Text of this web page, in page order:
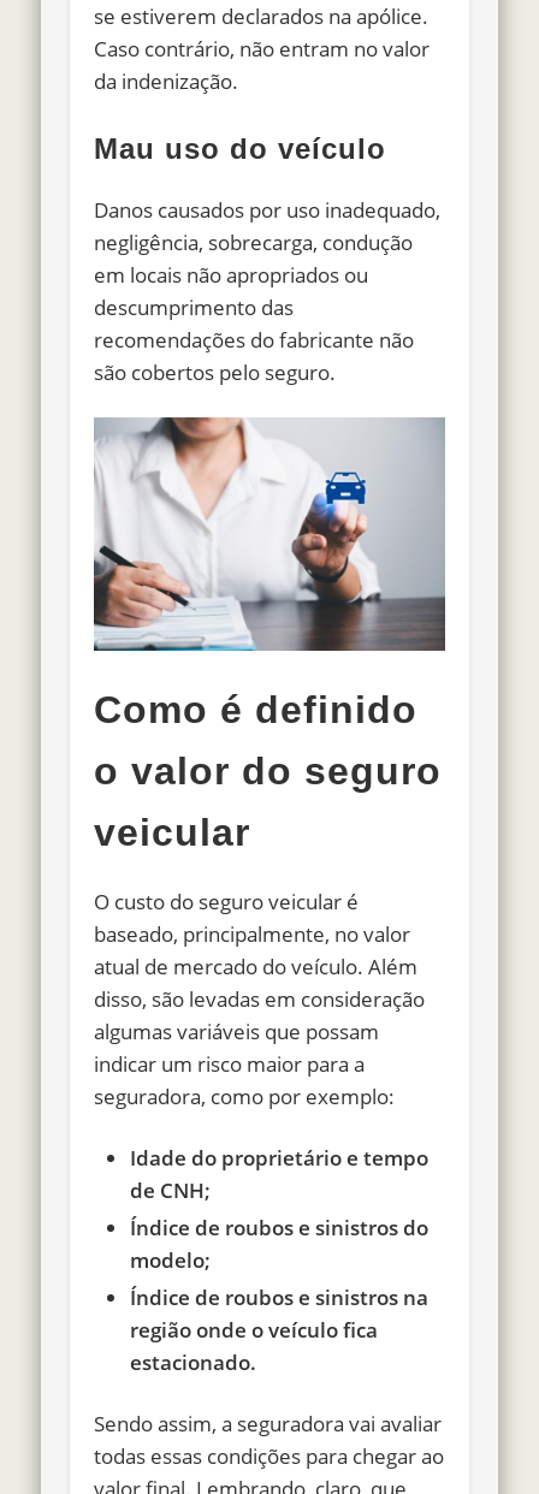
se estiverem declarados na apólice.
Caso contrário, não entram no valor
da indenização.
Mau uso do veículo
Danos causados por uso inadequado,
negligência, sobrecarga, condução
em locais não apropriados ou
descumprimento das
recomendações do fabricante não
são cobertos pelo seguro.
Como é definido
o valor do seguro
veicular
O custo do seguro veicular é
baseado, principalmente, no valor
atual de mercado do veículo. Além
disso, são levadas em consideração
algumas variáveis que possam
indicar um risco maior para a
seguradora, como por exemplo:
Idade do proprietário e tempo
de CNH;
Índice de roubos e sinistros do
modelo;
Índice de roubos e sinistros na
região onde o veículo fica
estacionado.
Sendo assim, a seguradora vai avaliar
todas essas condições para chegar ao